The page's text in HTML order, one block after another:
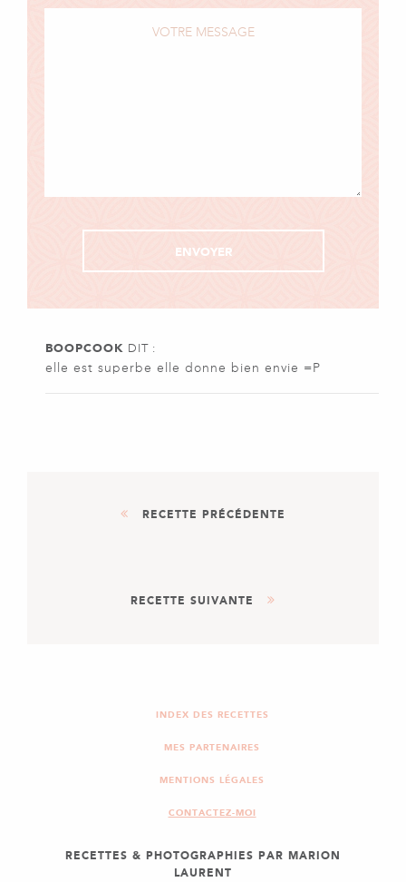
BOOPCOOK DIT :
elle est superbe elle donne bien envie =P
RECETTE PRÉCÉDENTE
PÂTE SABLÉE AUX
RECETTE SUIVANTE
INDEX DES RECETTES
MES PARTENAIRES
MENTIONS LÉGALES
CONTACTEZ-MOI
RECETTES & PHOTOGRAPHIES PAR MARION
LAURENT